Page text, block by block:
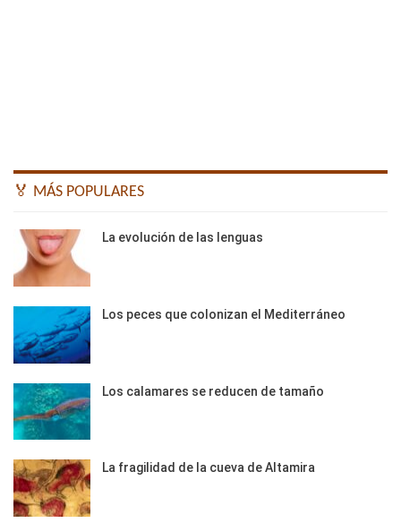
🏅 MÁS POPULARES
La evolución de las lenguas
Los peces que colonizan el Mediterráneo
Los calamares se reducen de tamaño
La fragilidad de la cueva de Altamira